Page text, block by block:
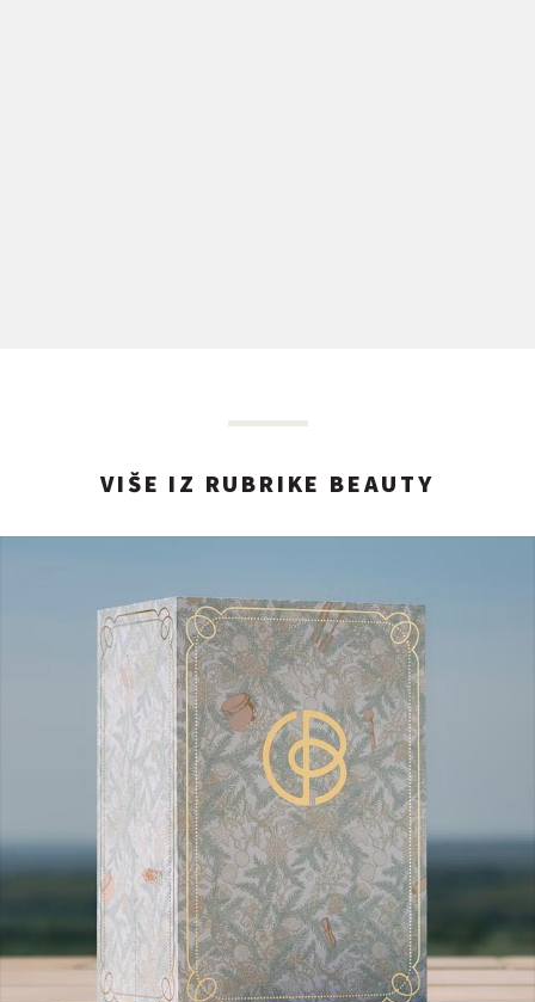
VIŠE IZ RUBRIKE BEAUTY